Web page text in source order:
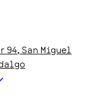
94, San Miguel